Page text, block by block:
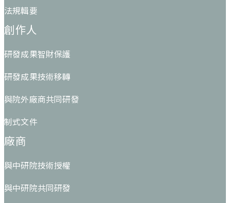
法規輯要
創作人
研發成果智財保護
研發成果技術移轉
與院外廠商共同研發
制式文件
廠商
與中研院技術授權
與中研院共同研發